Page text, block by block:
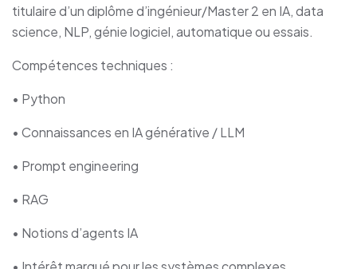
titulaire d’un diplôme d’ingénieur/Master 2 en IA, data
science, NLP, génie logiciel, automatique ou essais.
Compétences techniques :
• Python
• Connaissances en IA générative / LLM
• Prompt engineering
• RAG
• Notions d’agents IA